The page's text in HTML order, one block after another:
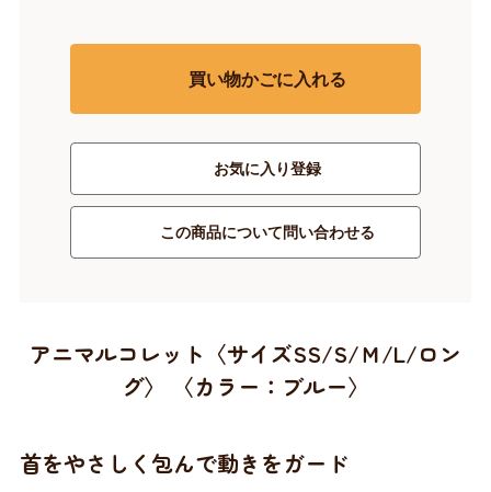
買い物かごに入れる
お気に入り登録
この商品について問い合わせる
アニマルコレット〈サイズSS/S/Ｍ/L/ロン
グ〉 〈カラー：ブルー〉
首をやさしく包んで動きをガード